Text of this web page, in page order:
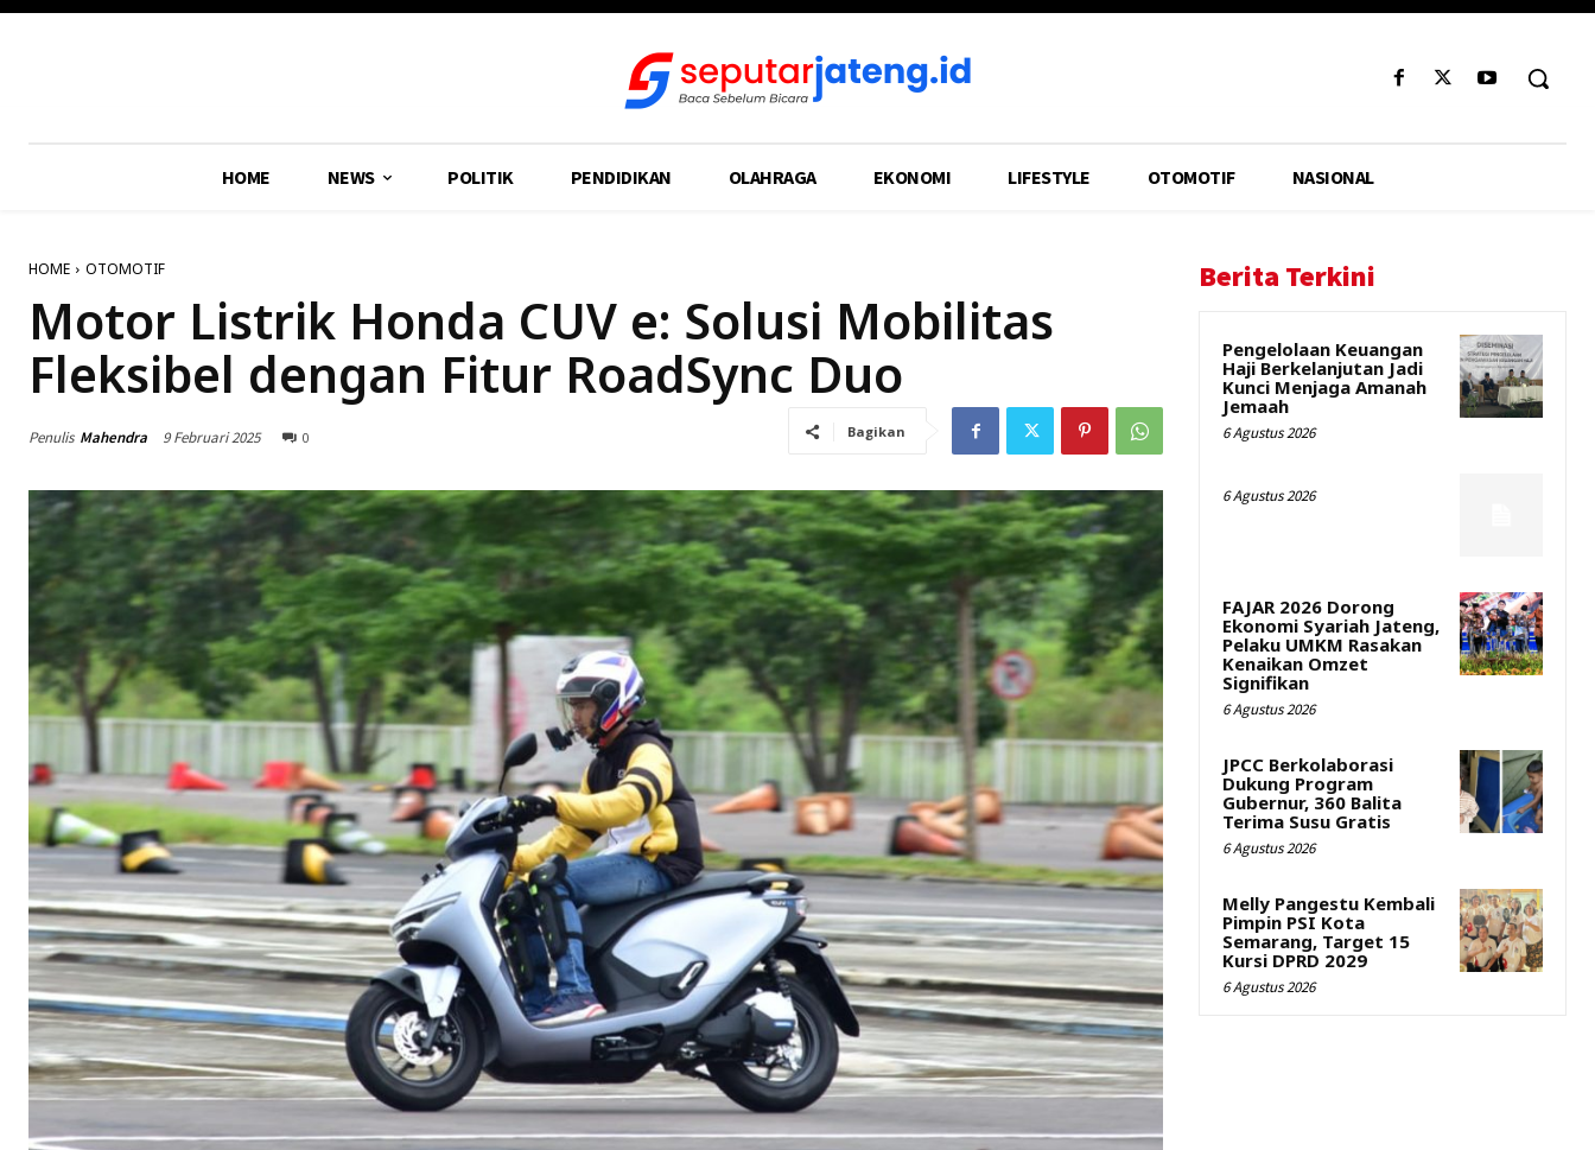
HOME NEWS POLITIK PENDIDIKAN OLAHRAGA EKONOMI LIFESTYLE OTOMOTIF NASIONAL
HOME OTOMOTIF
Motor Listrik Honda CUV e: Solusi Mobilitas
Fleksibel dengan Fitur RoadSync Duo
Penulis Mahendra 9 Februari 2025 0 Bagikan
Berita Terkini
Pengelolaan Keuangan
Haji Berkelanjutan Jadi
Kunci Menjaga Amanah
Jemaah
6 Agustus 2026
6 Agustus 2026
FAJAR 2026 Dorong
Ekonomi Syariah Jateng,
Pelaku UMKM Rasakan
Kenaikan Omzet
Signifikan
6 Agustus 2026
JPCC Berkolaborasi
Dukung Program
Gubernur, 360 Balita
Terima Susu Gratis
6 Agustus 2026
Melly Pangestu Kembali
Pimpin PSI Kota
Semarang, Target 15
Kursi DPRD 2029
6 Agustus 2026